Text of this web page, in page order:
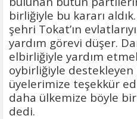
birliğiyle bu kararı
şehri Tokat’ın
yardım görevi düşer.
elbirliğiyle yardım
oybirliğiyle
üyelerimize teşekkür
daha ülkemize böyle
dedi.